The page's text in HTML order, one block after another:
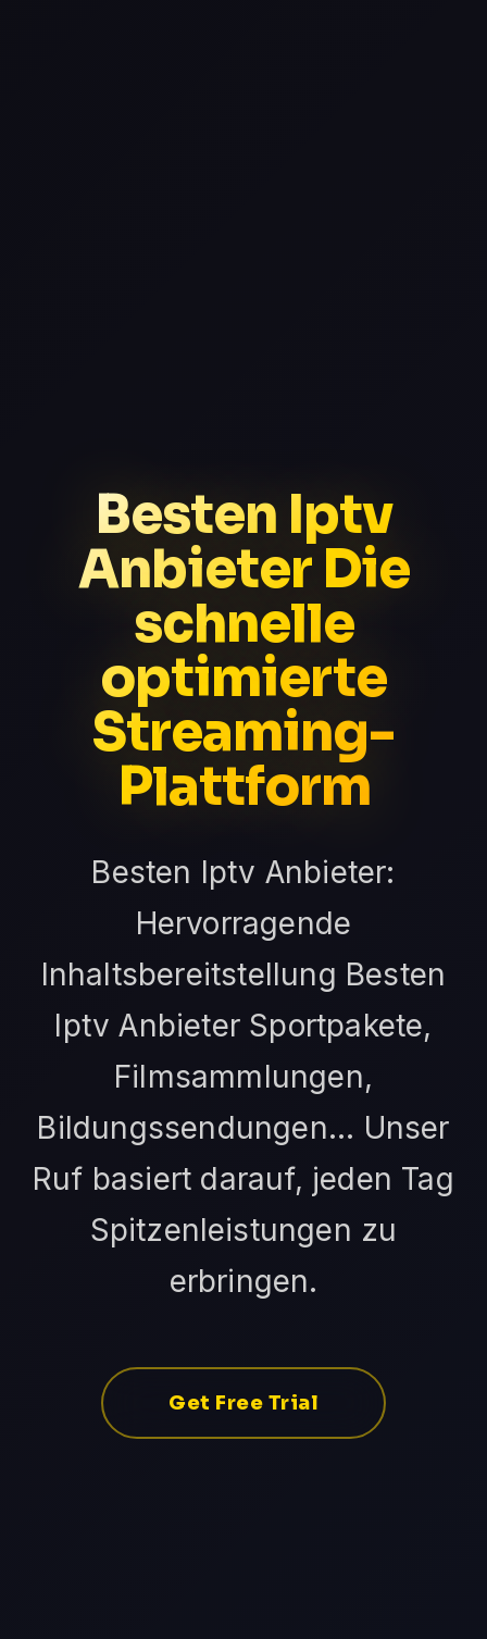
Besten Iptv
Anbieter Die
schnelle
optimierte
Streaming-
Plattform
Besten Iptv Anbieter:
Hervorragende
Inhaltsbereitstellung Besten
Iptv Anbieter Sportpakete,
Filmsammlungen,
Bildungssendungen... Unser
Ruf basiert darauf, jeden Tag
Spitzenleistungen zu
erbringen.
Get Free Trial